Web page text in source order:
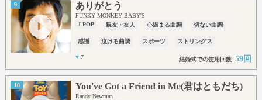
9 ありがとう
FUNKY MONKEY BΛBY'S
J-POP
親友・友人 心温まる曲調 切ない曲調
感謝 泣ける曲調 スポーツ ストリングス
♥ 7 結婚式での使用回数 59回
10 You've Got a Friend in Me(君はともだち)
Randy Newman